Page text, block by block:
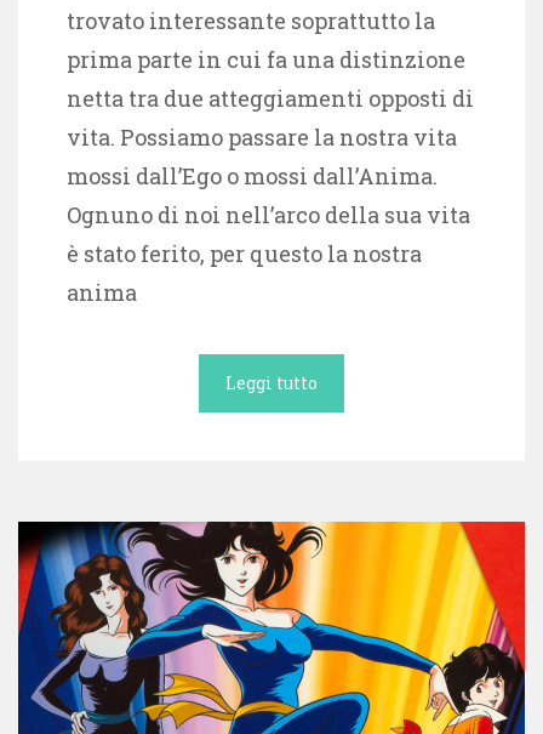
trovato interessante soprattutto la
prima parte in cui fa una distinzione
netta tra due atteggiamenti opposti di
vita. Possiamo passare la nostra vita
mossi dall’Ego o mossi dall’Anima.
Ognuno di noi nell’arco della sua vita
è stato ferito, per questo la nostra
anima
Leggi tutto